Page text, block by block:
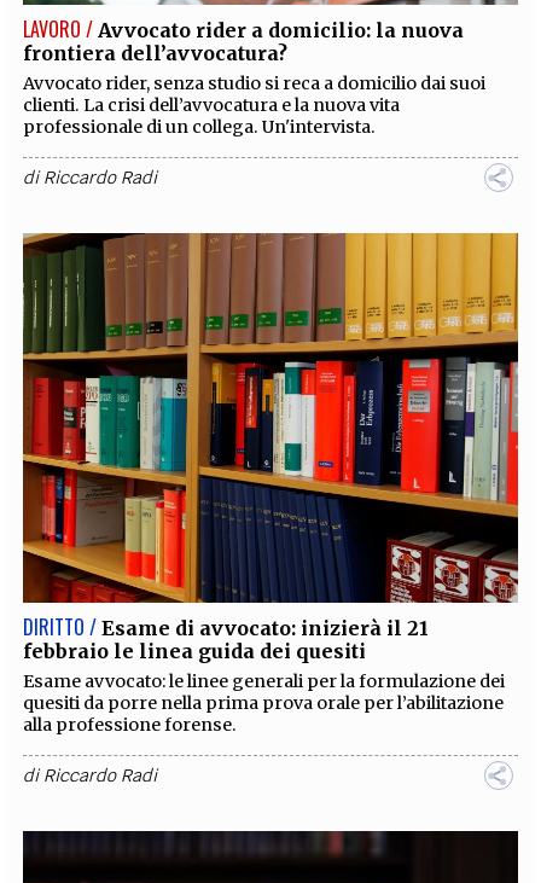
LAVORO / Avvocato rider a domicilio: la nuova
frontiera dell’avvocatura?
Avvocato rider, senza studio si reca a domicilio dai suoi
clienti. La crisi dell’avvocatura e la nuova vita
professionale di un collega. Un'intervista.
diRiccardo Radi
DIRITTO / Esame di avvocato: inizierà il 21
febbraio le linea guida dei quesiti
Esame avvocato: le linee generali per la formulazione dei
quesiti da porre nella prima prova orale per l’abilitazione
alla professione forense.
diRiccardo Radi